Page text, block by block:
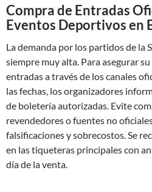
Compra de Entradas
Eventos Deportivos en
La demanda por los partidos de la
siempre muy alta. Para asegurar
entradas a través de los canales
las fechas, los organizadores
de boletería autorizadas. Evite
revendedores o fuentes no
falsificaciones y sobrecostos. Se
en las tiqueteras principales con
día de la venta.